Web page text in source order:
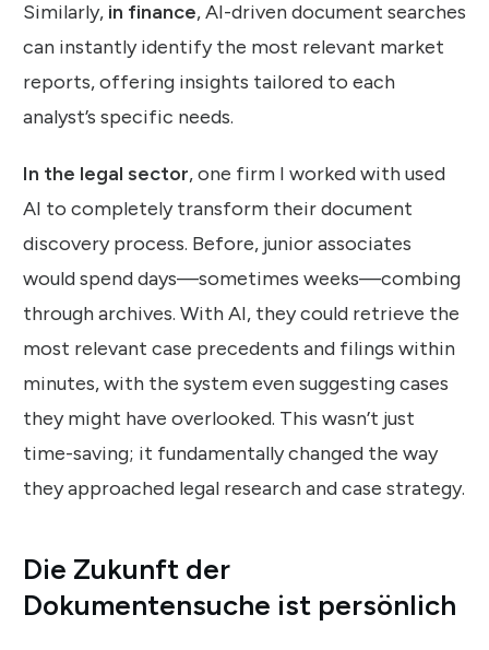
Similarly, in finance, AI-driven document searches
can instantly identify the most relevant market
reports, offering insights tailored to each
analyst’s specific needs.
In the legal sector, one firm I worked with used
AI to completely transform their document
discovery process. Before, junior associates
would spend days—sometimes weeks—combing
through archives. With AI, they could retrieve the
most relevant case precedents and filings within
minutes, with the system even suggesting cases
they might have overlooked. This wasn’t just
time-saving; it fundamentally changed the way
they approached legal research and case strategy.
Die Zukunft der
Dokumentensuche ist persönlich